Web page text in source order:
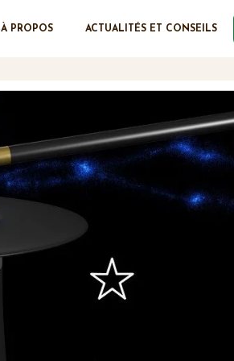
À PROPOS ACTUALITÉS ET CONSEILS